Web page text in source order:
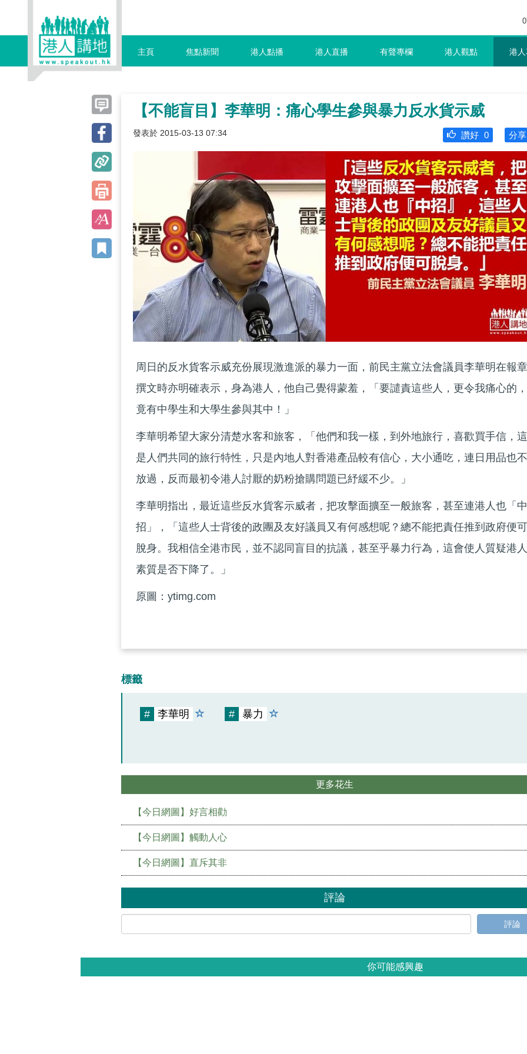
主頁 焦點新聞 港人點播 港人直播 有聲專欄 港人觀點 港
【不能盲目】李華明：痛心學生參與暴力反水貨示威
發表於 2015-03-13 07:34 分享
讚好 0
周日的反水貨客示威充份展現激進派的暴力一面，前民主黨立法會議員李華明在報章
撰文時亦明確表示，身為港人，他自己覺得蒙羞，「要譴責這些人，更令我痛心的，
竟有中學生和大學生參與其中！」
李華明希望大家分清楚水客和旅客，「他們和我一樣，到外地旅行，喜歡買手信，這
是人們共同的旅行特性，只是內地人對香港產品較有信心，大小通吃，連日用品也不
放過，反而最初令港人討厭的奶粉搶購問題已紓緩不少。」
李華明指出，最近這些反水貨客示威者，把攻擊面擴至一般旅客，甚至連港人也「中
招」，「這些人士背後的政團及友好議員又有何感想呢？總不能把責任推到政府便可
脫身。我相信全港市民，並不認同盲目的抗議，甚至乎暴力行為，這會使人質疑港人
素質是否下降了。」
原圖：ytimg.com
標籤
# 李華明 # 暴力
更多花生
【今日網圖】好言相勸
【今日網圖】觸動人心
【今日網圖】直斥其非
評論
評論
你可能感興趣